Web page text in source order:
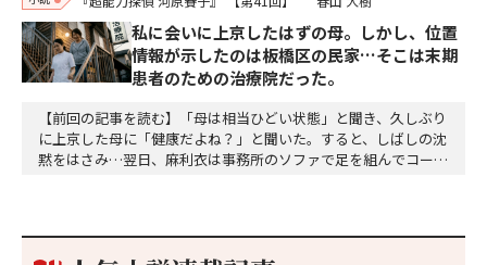
私に会いに上京したはずの母。しかし、位置
情報が示したのは板橋区の民家…そこは末期
患者のための治療院だった。
【前回の記事を読む】「母は相当ひどい状態」と聞き、久しぶり
に上京した母に「健康だよね？」と聞いた。すると、しばしの沈
黙をはさみ…翌日、麻利衣は事務所のソファで足を組んでコーヒ
個のサイコロが握られていた。「やはり私はあなたの超…